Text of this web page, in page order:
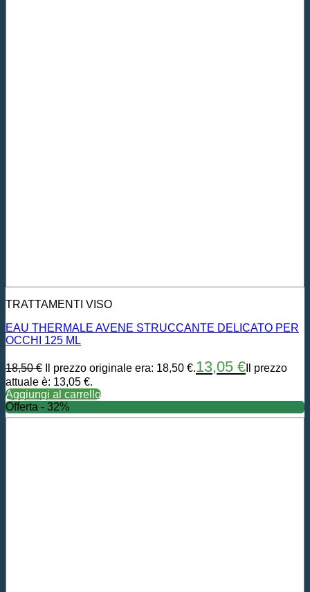
TRATTAMENTI VISO
EAU THERMALE AVENE STRUCCANTE DELICATO PER
OCCHI 125 ML
18,50€ Il prezzo originale era: 18,50 €.13,05 € Il prezzo
attuale è: 13,05 €.
Aggiungi al carrello
Offerta - 32%